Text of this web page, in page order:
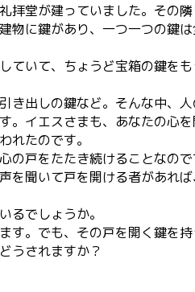
堂が建っていました。その隣
に鍵があり、一つ一つの鍵
いて、ちょうど宝箱の鍵を
出しの鍵など。そんな中、
イエスさまも、あなたの心を
れたのです。
戸をたたき続けることなので
を聞いて戸を開ける者があ
でしょうか。
。でも、その戸を開く鍵を
うされますか？